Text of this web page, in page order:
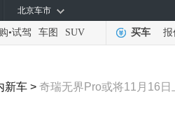
北京车市
•试驾 车图 SUV 买车 报
新车 > 奇瑞无界Pro或将11月16日